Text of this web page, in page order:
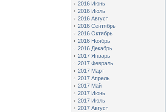
2016 Июнь
2016 Июль
2016 Август
2016 Сентябрь
2016 Октябрь
2016 Ноябрь
2016 Декабрь
2017 Январь
2017 Февраль
2017 Март
2017 Апрель
2017 Май
2017 Июнь
2017 Июль
2017 Август